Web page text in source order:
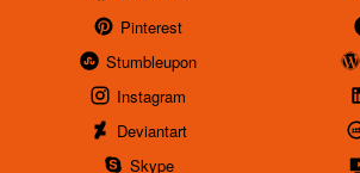
Pinterest
Stumbleupon
Instagram
Deviantart
Skype